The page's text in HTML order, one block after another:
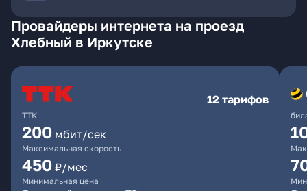
Провайдеры интернета на проезд
Хлебный в Иркутске
ТТК
12 тарифов
200 мбит/сек
Максимальная скорость
450 ₽/мес
Минимальная цена